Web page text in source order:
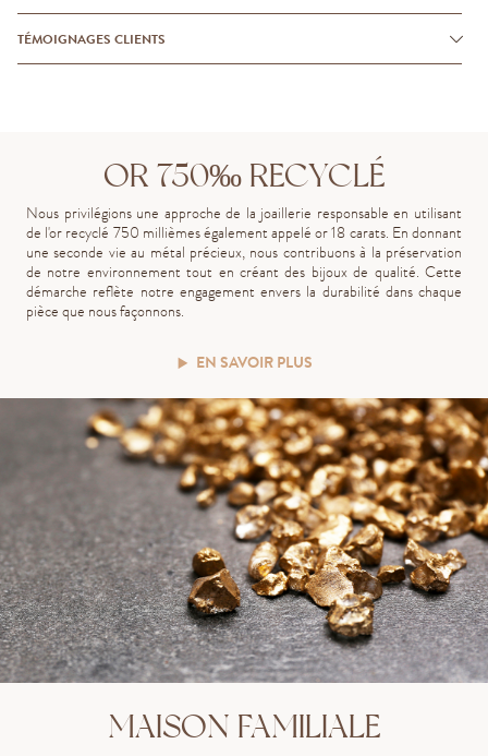
TÉMOIGNAGES CLIENTS
OR 750‰ RECYCLÉ
Nous privilégions une approche de la joaillerie responsable en utilisant
de l'or recyclé 750 millièmes également appelé or 18 carats. En donnant
une seconde vie au métal précieux, nous contribuons à la préservation
de notre environnement tout en créant des bijoux de qualité. Cette
démarche reflète notre engagement envers la durabilité dans chaque
pièce que nous façonnons.
EN SAVOIR PLUS
MAISON FAMILIALE